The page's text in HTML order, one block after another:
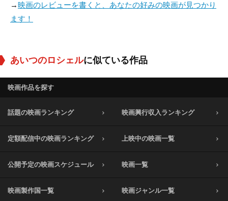
→映画のレビューを書くと、あなたの好みの映画が見つかり
ます！
あいつのロシェルに似ている作品
映画作品を探す
話題の映画ランキング 映画興行収入ランキング
定額配信中の映画ランキング 上映中の映画一覧
公開予定の映画スケジュール 映画一覧
映画製作国一覧 映画ジャンル一覧